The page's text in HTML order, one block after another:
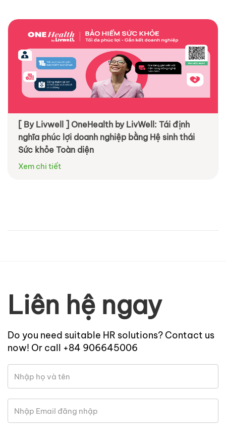
[ By Livwell ] OneHealth by LivWell: Tái định
nghĩa phúc lợi doanh nghiệp bằng Hệ sinh thái
Sức khỏe Toàn diện
Xem chi tiết
Liên hệ ngay
Do you need suitable HR solutions? Contact us
now! Or call +84 906645006